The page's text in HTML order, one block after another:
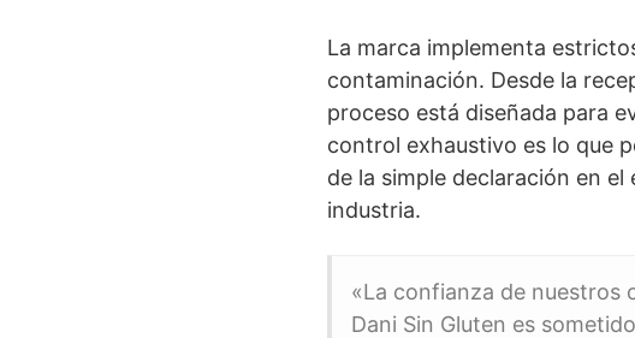
La marca implementa
contaminación. Desde la
proceso está diseñada para
control exhaustivo es lo que
de la simple declaración en
industria.
«La confianza de nuestros
Dani Sin Gluten es